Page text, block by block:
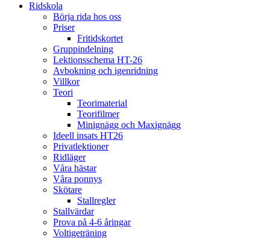
Ridskola
Börja rida hos oss
Priser
Fritidskortet
Gruppindelning
Lektionsschema HT-26
Avbokning och igenridning
Villkor
Teori
Teorimaterial
Teorifilmer
Minignägg och Maxignägg
Ideell insats HT26
Privatlektioner
Ridläger
Våra hästar
Våra ponnys
Skötare
Stallregler
Stallvärdar
Prova på 4-6 åringar
Voltigeträning